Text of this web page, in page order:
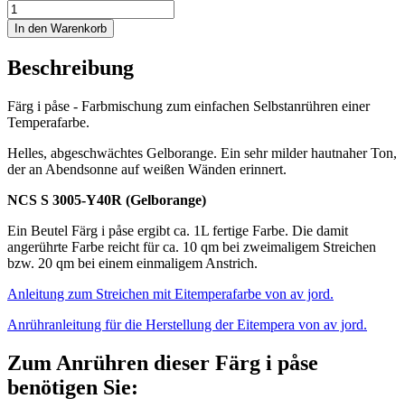
In den Warenkorb
Beschreibung
Färg i påse - Farbmischung zum einfachen Selbstanrühren einer
Temperafarbe.
Helles, abgeschwächtes Gelborange. Ein sehr milder hautnaher Ton,
der an Abendsonne auf weißen Wänden erinnert.
NCS S 3005-Y40R (Gelborange)
Ein Beutel Färg i påse ergibt ca. 1L fertige Farbe. Die damit
angerührte Farbe reicht für ca. 10 qm bei zweimaligem Streichen
bzw. 20 qm bei einem einmaligem Anstrich.
Anleitung zum Streichen mit Eitemperafarbe von av jord.
Anrühranleitung für die Herstellung der Eitempera von av jord.
Zum Anrühren dieser Färg i påse
benötigen Sie: